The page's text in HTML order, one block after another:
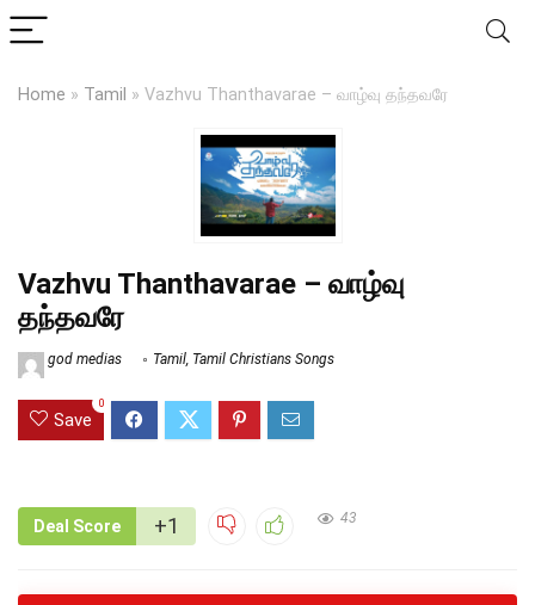
Home » Tamil » Vazhvu Thanthavarae – வாழ்வு தந்தவரே
Vazhvu Thanthavarae – வாழ்வு
தந்தவரே
god medias Tamil Tamil Christians Songs
Save
0
Deal Score +1 43